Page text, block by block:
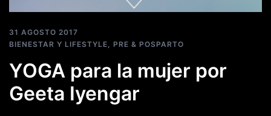
31 AGOSTO 2017
BIENESTAR Y LIFESTYLE
PRE & POSPARTO
YOGA para la mujer por
Geeta Iyengar